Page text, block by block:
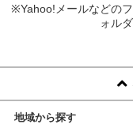
※Yahoo!メールなどの
ォル
地域から探す